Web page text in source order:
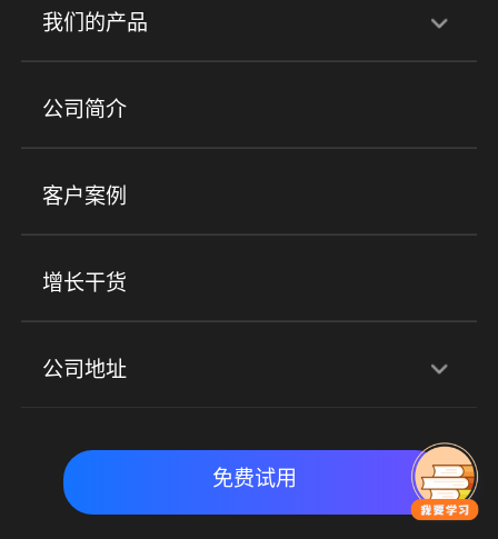
行业解决方案
培训机构 职业技能培训 兴趣培训
金融行业
心理机构
实时私域带货 数字化运营
我们的产品
产品
小程序商城 ERP 企微SCRM
社群圈子
公司简介
客户案例
增长干货
公司地址
北京地址：北京市朝阳区朝外大街乙6号23层
免费试用